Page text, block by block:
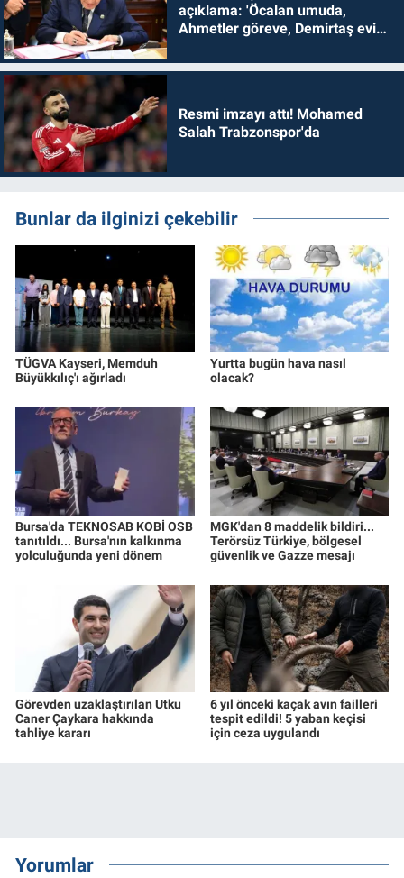
açıklama: 'Öcalan umuda,
Ahmetler göreve, Demirtaş evine
Resmi imzayı attı! Mohamed
Salah Trabzonspor'da
Bunlar da ilginizi çekebilir
TÜGVA Kayseri, Memduh
Büyükkılıç'ı ağırladı
Yurtta bugün hava nasıl
olacak?
Bursa'da TEKNOSAB KOBİ OSB
tanıtıldı... Bursa'nın kalkınma
yolculuğunda yeni dönem
MGK'dan 8 maddelik bildiri...
Terörsüz Türkiye, bölgesel
güvenlik ve Gazze mesajı
Görevden uzaklaştırılan Utku
Caner Çaykara hakkında
tahliye kararı
6 yıl önceki kaçak avın failleri
tespit edildi! 5 yaban keçisi
için ceza uygulandı
Yorumlar